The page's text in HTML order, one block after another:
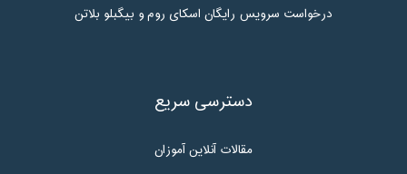
درخواست سرویس رایگان اسکای روم و بیگبلو بلاتن
دسترسی سریع
مقالات آنلاین آموزان